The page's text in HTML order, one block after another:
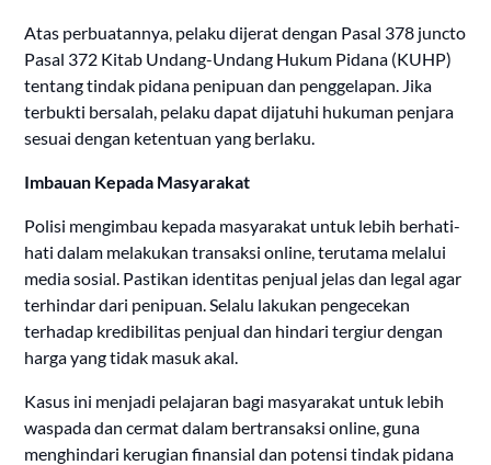
Atas perbuatannya, pelaku dijerat dengan Pasal 378 juncto
Pasal 372 Kitab Undang-Undang Hukum Pidana (KUHP)
tentang tindak pidana penipuan dan penggelapan. Jika
terbukti bersalah, pelaku dapat dijatuhi hukuman penjara
sesuai dengan ketentuan yang berlaku.
Imbauan Kepada Masyarakat
Polisi mengimbau kepada masyarakat untuk lebih berhati-
hati dalam melakukan transaksi online, terutama melalui
media sosial. Pastikan identitas penjual jelas dan legal agar
terhindar dari penipuan. Selalu lakukan pengecekan
terhadap kredibilitas penjual dan hindari tergiur dengan
harga yang tidak masuk akal.
Kasus ini menjadi pelajaran bagi masyarakat untuk lebih
waspada dan cermat dalam bertransaksi online, guna
menghindari kerugian finansial dan potensi tindak pidana